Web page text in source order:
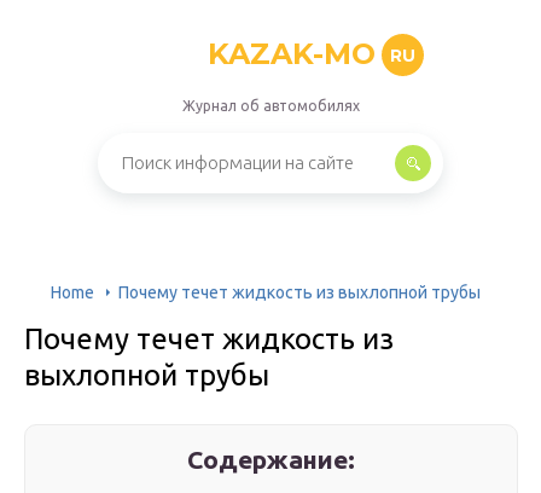
KAZAK-MO RU
Журнал об автомобилях
Home Почему течет жидкость из выхлопной трубы
Почему течет жидкость из
выхлопной трубы
Содержание: